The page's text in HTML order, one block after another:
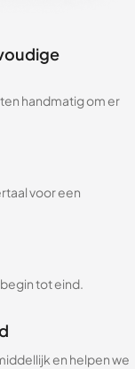
handmatig om er
voor een
tot eind.
en helpen we